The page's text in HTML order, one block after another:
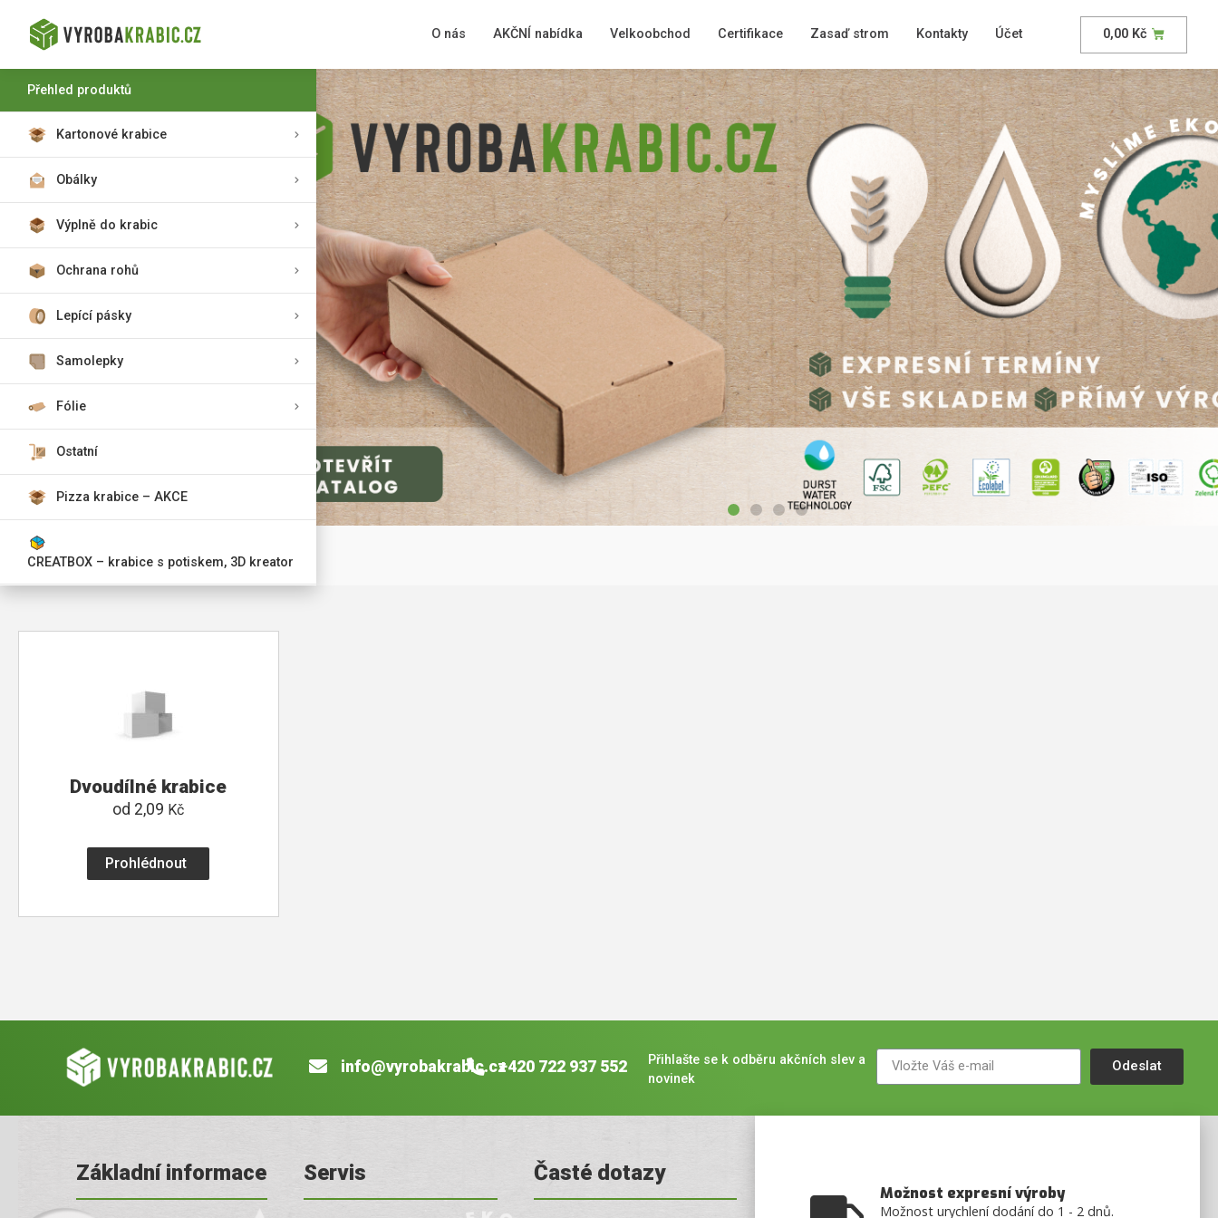
O nás AKČNÍ nabídka Velkoobchod Certifikace Zasaď strom Kontakty Účet 0,00 Kč
Přehled produktů
Kartonové krabice
Obálky
Výplně do krabic
Ochrana rohů
Lepící pásky
Samolepky
Fólie
Ostatní
Pizza krabice – AKCE
CREATBOX – krabice s potiskem, 3D kreator
Dvoudílné krabice
od 2,09 Kč
Prohlédnout
info@vyrobakrabic.cz+420 722 937 552
Přihlašte se k odběru akčních slev a
novinek
Odeslat
Základní informace Servis Časté dotazy
Možnost expresní výroby
Možnost urychlení dodání do 1 - 2 dnů.